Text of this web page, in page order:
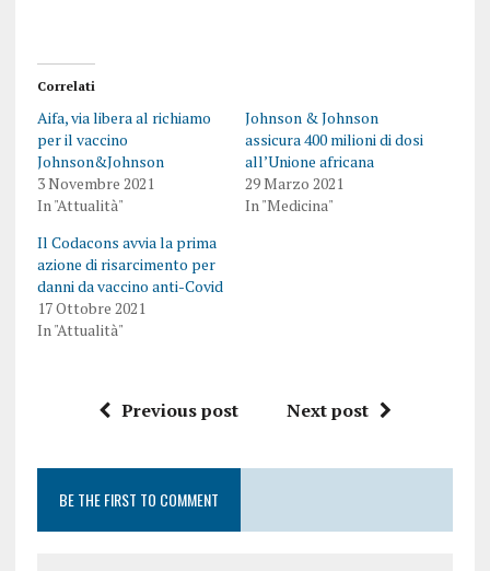
Correlati
Aifa, via libera al richiamo
per il vaccino
Johnson&Johnson
3 Novembre 2021
In "Attualità"
Johnson & Johnson
assicura 400 milioni di dosi
all’Unione africana
29 Marzo 2021
In "Medicina"
Il Codacons avvia la prima
azione di risarcimento per
danni da vaccino anti-Covid
17 Ottobre 2021
In "Attualità"
Previous post Next post
BE THE FIRST TO COMMENT